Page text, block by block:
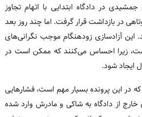
جمشیدی در دادگاه ابتدایی با اتهام تجاوز
در بازداشت قرار گرفت. اما چند روز بعد
این آزادسازی زودهنگام موجب نگرانی‌های
زیرا احساس می‌کنند که ممکن است در
ایجاد شود.
در این پرونده بسیار مهم است، فشارهایی
از دادگاه به شاکی و مادرش وارد شده